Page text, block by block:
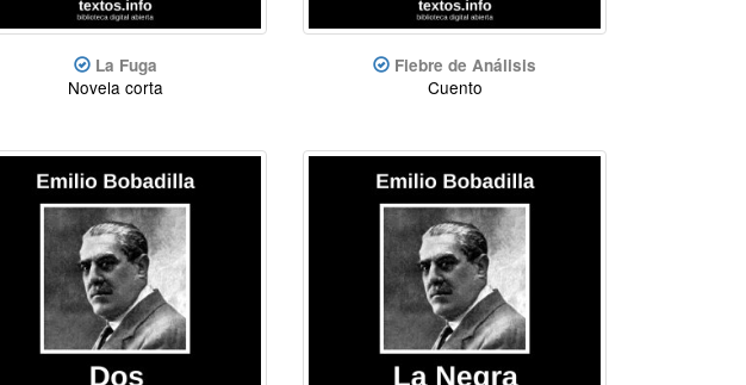
La Fuga
Novela corta
Fiebre de Análisis
Cuento